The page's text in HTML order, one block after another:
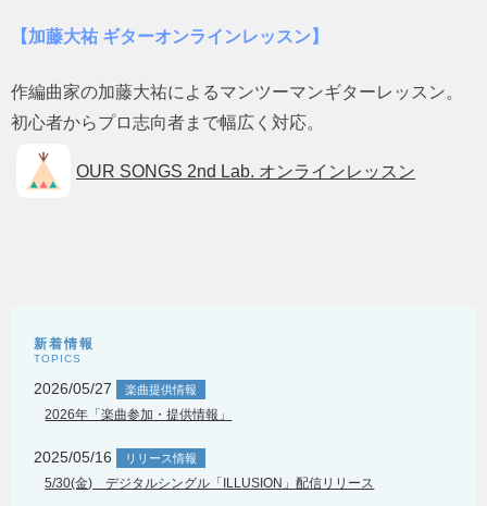
【加藤大祐 ギターオンラインレッスン】
作編曲家の加藤大祐によるマンツーマンギターレッスン。
初心者からプロ志向者まで幅広く対応。
OUR SONGS 2nd Lab. オンラインレッスン
新着情報
TOPICS
2026/05/27 楽曲提供情報
2026年「楽曲参加・提供情報」
2025/05/16 リリース情報
5/30(金) デジタルシングル「ILLUSION」配信リリース